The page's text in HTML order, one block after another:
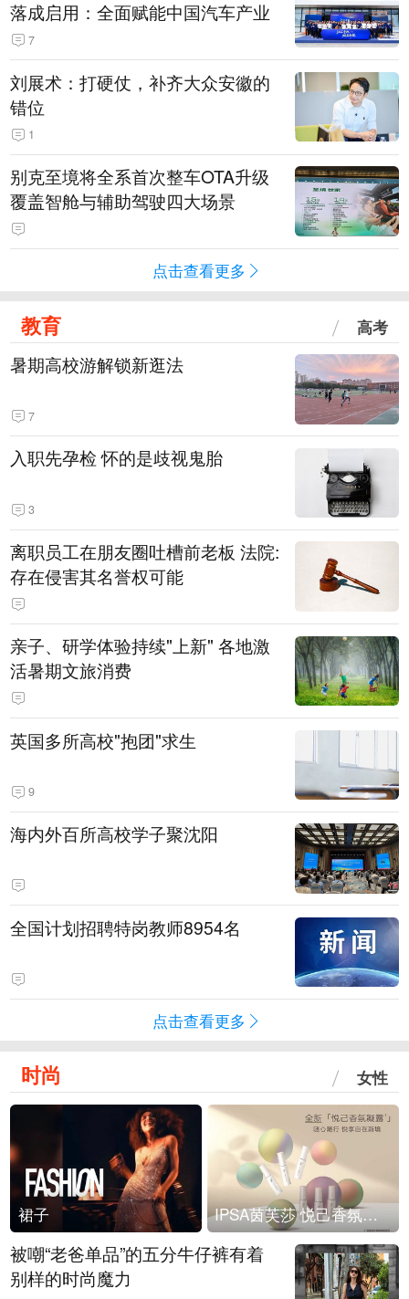
落成启用：全面赋能中国汽车产业
7
刘展术：打硬仗，补齐大众安徽的
错位
1
别克至境将全系首次整车OTA升级
覆盖智舱与辅助驾驶四大场景
点击查看更多
教育 高考
暑期高校游解锁新逛法
7
入职先孕检 怀的是歧视鬼胎
3
离职员工在朋友圈吐槽前老板 法院:
存在侵害其名誉权可能
亲子、研学体验持续"上新" 各地激
活暑期文旅消费
英国多所高校"抱团"求生
9
海内外百所高校学子聚沈阳
全国计划招聘特岗教师8954名
点击查看更多
时尚 女性
裙子 IPSA茵芙莎 悦己香氛凝露上市
被嘲“老爸单品”的五分牛仔裤有着
别样的时尚魔力